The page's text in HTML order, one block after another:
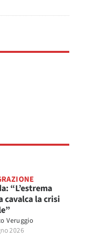
“L’estrema
cavalca la crisi
Veruggio
2026